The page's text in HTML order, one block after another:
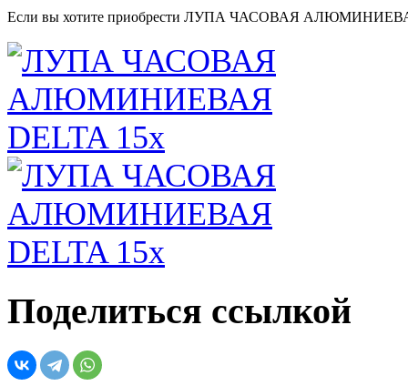
Если вы хотите приобрести ЛУПА ЧАСОВАЯ
Поделиться ссылкой